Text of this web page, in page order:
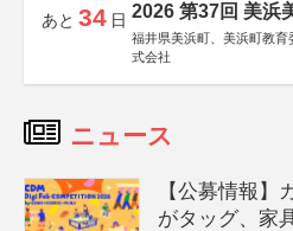
あと 34 日 2026 第37回 美浜
福井県美浜町、美浜町教
式会社
ニュース
【公募情報】
がタッグ、家